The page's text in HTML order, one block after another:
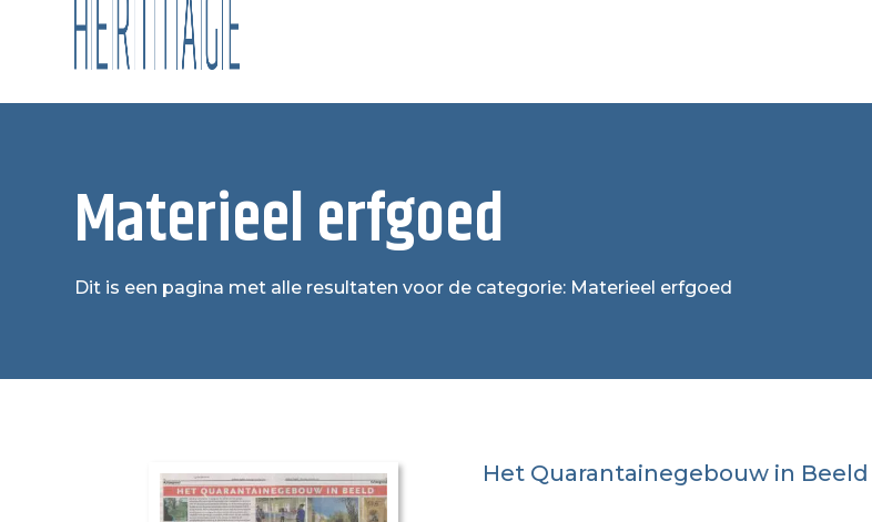
Materieel erfgoed
Dit is een pagina met alle resultaten voor de categorie: Materieel erfgoed
Het Quarantainegebouw in Beeld